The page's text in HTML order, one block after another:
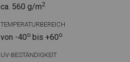
ca. 560 g/m2
TEMPERATURBEREICH
von -40obis +60o
UV-BESTÄNDIGKEIT